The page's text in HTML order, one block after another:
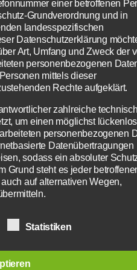
einer betroffenen
Grundverordnung und in
landesspezifischen
Datenschutzerklärung
Art, Umfang und Zweck der
personenbezogenen
mittels dieser
Rechte aufgeklärt.
zahlreiche
um einen möglichst
personenbezogenen
Datenübertragungen
sodass ein absoluter
Grund steht es jeder
auf alternativen Wegen,
beim
Statistiken